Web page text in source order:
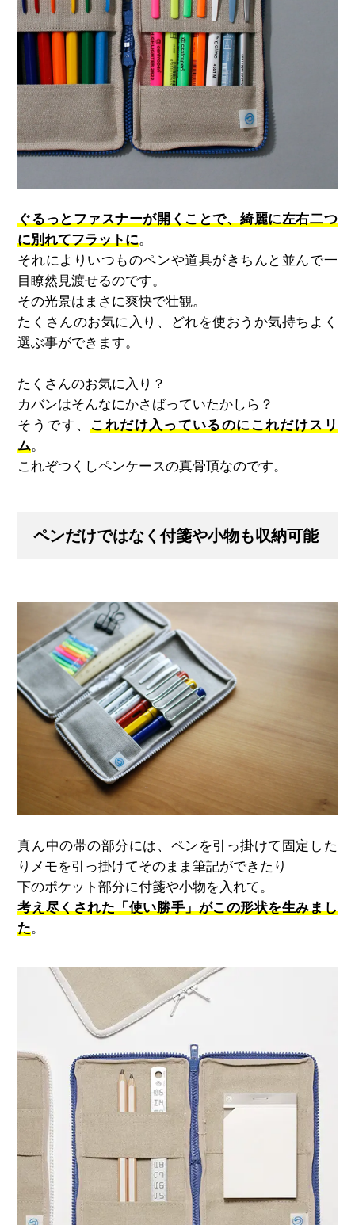
ぐるっとファスナーが開くことで、綺麗に左右二つ
に別れてフラットに。
それによりいつものペンや道具がきちんと並んで一
目瞭然見渡せるのです。
その光景はまさに爽快で壮観。
たくさんのお気に入り、どれを使おうか気持ちよく
選ぶ事ができます。
たくさんのお気に入り？
カバンはそんなにかさばっていたかしら？
そうです、 これだけ入っているのにこれだけスリ
ム。
これぞつくしペンケースの真骨頂なのです。
ペンだけではなく付箋や小物も収納可能
真ん中の帯の部分には、ペンを引っ掛けて固定した
りメモを引っ掛けてそのまま筆記ができたり
下のポケット部分に付箋や小物を入れて。
考え尽くされた「使い勝手」がこの形状を生みまし
た。